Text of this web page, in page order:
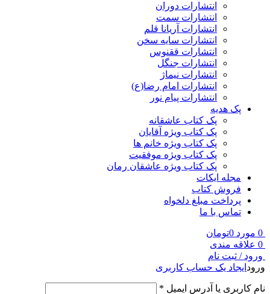
انتشارات دوران
انتشارات سمت
انتشارات آریانا قلم
انتشارات سایه سخن
انتشارات ققنوس
انتشارات جنگل
انتشارات نیماژ
انتشارات امام رضا(ع)
انتشارات پیام نور
پک هدیه
پک کتاب عاشقانه
پک کتاب ویژه آقایان
پک کتاب ویژه خانم ها
پک کتاب ویژه موفقیت
پک کتاب ویژه عاشقان رمان
مجله ایکات
فروش کتاب
پرداخت مبلغ دلخواه
تماس با ما
0 مورد 0تومان
0 علاقه مندی
ورود / ثبت نام
ورود ایجاد یک حساب کاربری
نام کاربری یا آدرس ایمیل *